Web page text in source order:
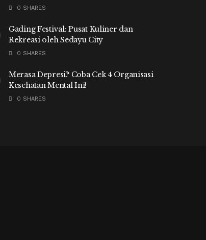
0 SHARES
Gading Festival: Pusat Kuliner dan
Rekreasi oleh Sedayu City
0 SHARES
Merasa Depresi? Coba Cek 4 Organisasi
Kesehatan Mental Ini!
0 SHARES